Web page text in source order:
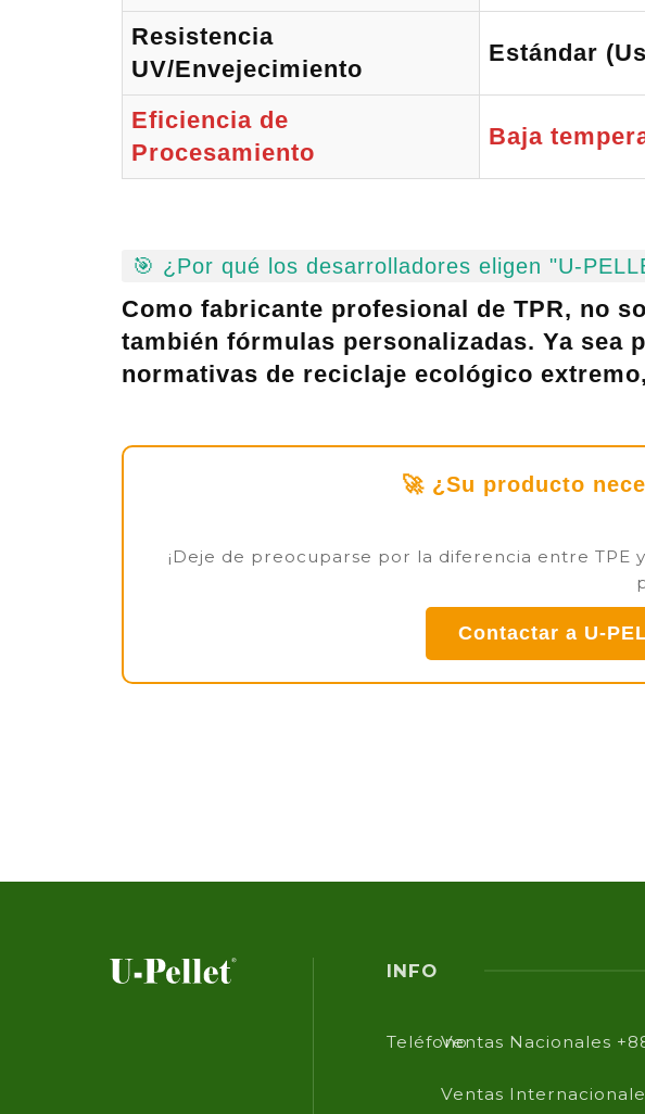
Resistencia
UV/Envejecimiento
Estándar
Eficiencia de
Procesamiento
Baja
🎯 ¿Por qué los desarrolladores eligen "U-
Como fabricante profesional deTPR, no
tambiénfórmulas personalizadas. Ya sea
normativas de reciclaje ecológico
🚀 ¿Su producto
¡Deje de preocuparse por la diferencia entre TPE
Contactar a U-
INFO
TeléfonoVentas Nacionales
Ventas